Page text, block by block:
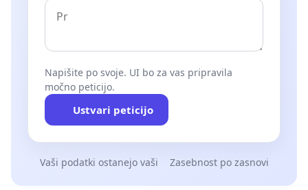
Napišite po svoje. UI bo za vas pripravila
močno peticijo.
Ustvari peticijo
Vaši podatki ostanejo vaši Zasebnost po zasnovi